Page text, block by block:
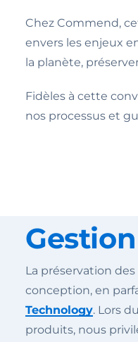
Chez Commend,
envers les enjeux
la planète,
Fidèles à cette
nos processus et
La préservation
conception, en
Technology. Lors
produits, nous